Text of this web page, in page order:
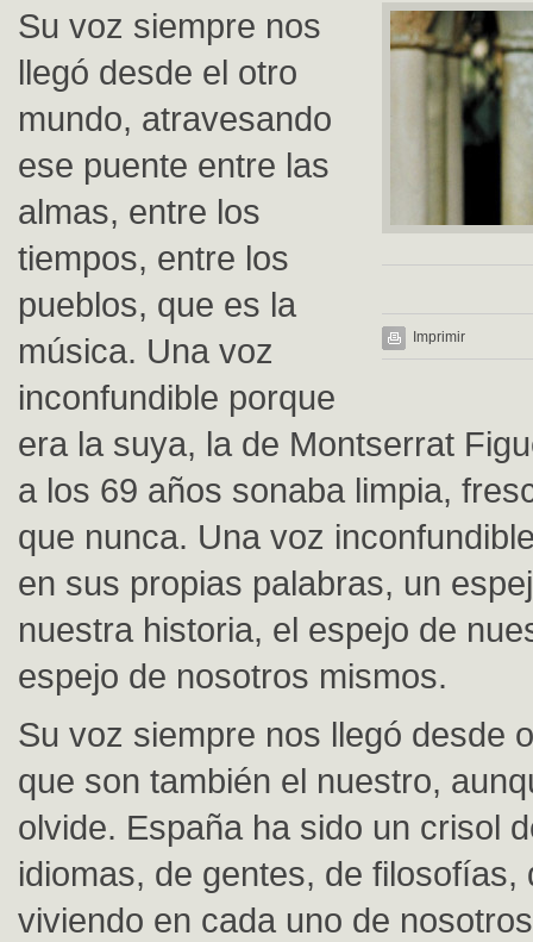
Imprimir
Su voz siempre nos
llegó desde el otro
mundo, atravesando
ese puente entre las
almas, entre los
tiempos, entre los
pueblos, que es la
música. Una voz
inconfundible porque
era la suya, la de Montserrat
a los 69 años sonaba limpia,
que nunca. Una voz
en sus propias palabras, un
nuestra historia, el espejo de
espejo de nosotros mismos.
Su voz siempre nos llegó desde
que son también el nuestro,
olvide. España ha sido un crisol
idiomas, de gentes, de filosofías,
viviendo en cada uno de